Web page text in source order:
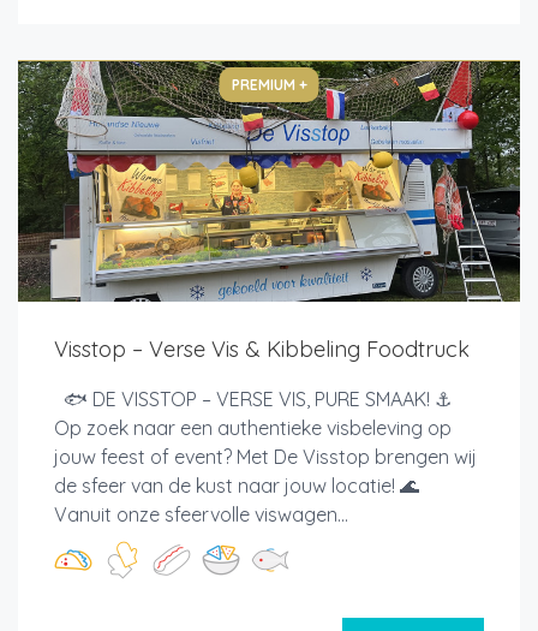
PREMIUM +
Visstop – Verse Vis & Kibbeling Foodtruck
🐟 DE VISSTOP – VERSE VIS, PURE SMAAK! ⚓
Op zoek naar een authentieke visbeleving op
jouw feest of event? Met De Visstop brengen wij
de sfeer van de kust naar jouw locatie! 🌊
Vanuit onze sfeervolle viswagen...